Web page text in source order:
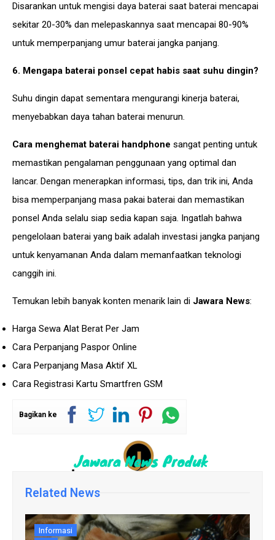
Disarankan untuk mengisi daya baterai saat baterai mencapai
sekitar 20-30% dan melepaskannya saat mencapai 80-90%
untuk memperpanjang umur baterai jangka panjang.
6. Mengapa baterai ponsel cepat habis saat suhu dingin?
Suhu dingin dapat sementara mengurangi kinerja baterai,
menyebabkan daya tahan baterai menurun.
Cara menghemat baterai handphone sangat penting untuk
memastikan pengalaman penggunaan yang optimal dan
lancar. Dengan menerapkan informasi, tips, dan trik ini, Anda
bisa memperpanjang masa pakai baterai dan memastikan
ponsel Anda selalu siap sedia kapan saja. Ingatlah bahwa
pengelolaan baterai yang baik adalah investasi jangka panjang
untuk kenyamanan Anda dalam memanfaatkan teknologi
canggih ini.
Temukan lebih banyak konten menarik lain di Jawara News:
Harga Sewa Alat Berat Per Jam
Cara Perpanjang Paspor Online
Cara Perpanjang Masa Aktif XL
Cara Registrasi Kartu Smartfren GSM
Bagikan ke
Related News
Informasi